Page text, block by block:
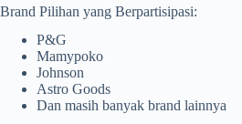
Brand Pilihan yang Berpartisipasi:
P&G
Mamypoko
Johnson
Astro Goods
Dan masih banyak brand lainnya